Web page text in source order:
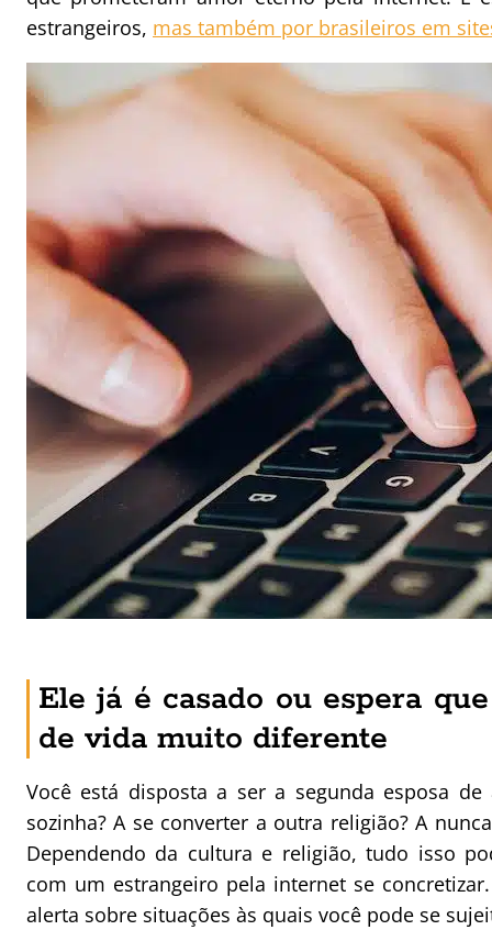
estrangeiros, mas também por brasileiros em
Ele já é casado ou espera
de vida muito diferente
Você está disposta a ser a segunda esposa
sozinha? A se converter a outra religião? A
Dependendo da cultura e religião, tudo isso
com um estrangeiro pela internet se
alerta sobre situações às quais você pode se